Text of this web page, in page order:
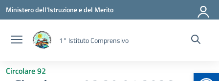
Vai ai contenuti
Vai al menu di navigazione
Vai al footer
Ministero dell'Istruzione e del Merito
1° Istituto Comprensivo
Circolare 92